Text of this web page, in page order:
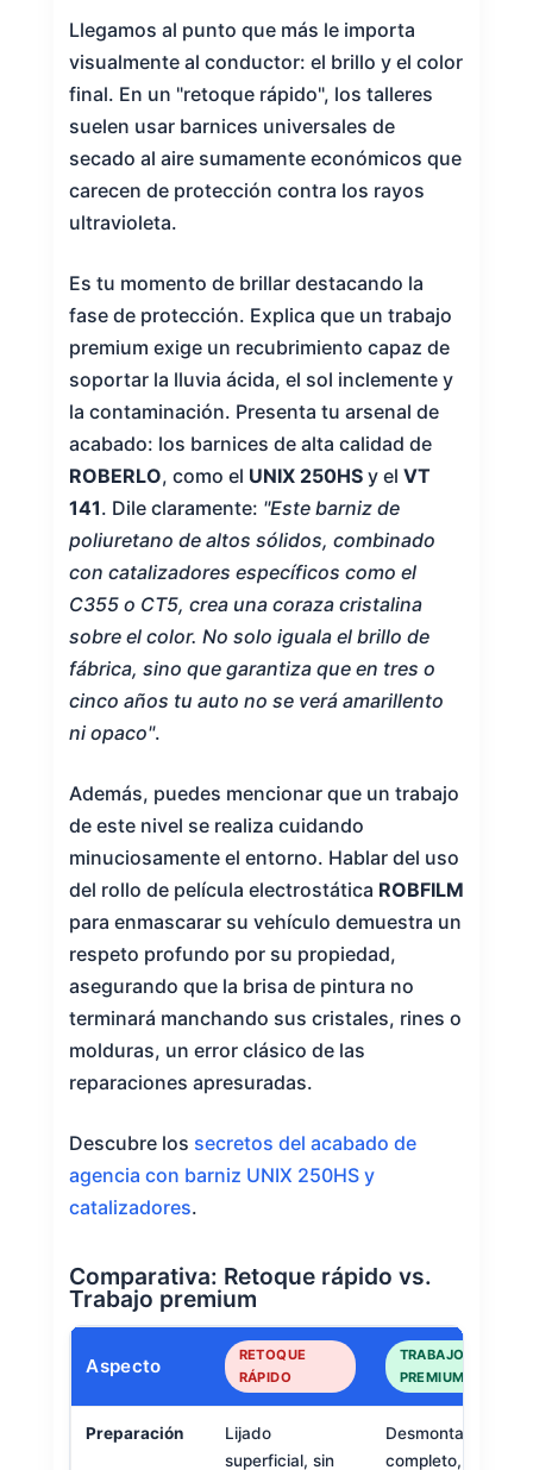
Llegamos al punto que más le importa
visualmente al conductor: el brillo y el color
final. En un "retoque rápido", los talleres
suelen usar barnices universales de
secado al aire sumamente económicos que
carecen de protección contra los rayos
ultravioleta.
Es tu momento de brillar destacando la
fase de protección. Explica que un trabajo
premium exige un recubrimiento capaz de
soportar la lluvia ácida, el sol inclemente y
la contaminación. Presenta tu arsenal de
acabado: los barnices de alta calidad de
ROBERLO, como el UNIX 250HSy el VT
141. Dile claramente: "Este barniz de
poliuretano de altos sólidos, combinado
con catalizadores específicos como el
C355 o CT5, crea una coraza cristalina
sobre el color. No solo iguala el brillo de
fábrica, sino que garantiza que en tres o
cinco años tu auto no se verá amarillento
ni opaco".
Además, puedes mencionar que un trabajo
de este nivel se realiza cuidando
minuciosamente el entorno. Hablar del uso
del rollo de película electrostática ROBFILM
para enmascarar su vehículo demuestra un
respeto profundo por su propiedad,
asegurando que la brisa de pintura no
terminará manchando sus cristales, rines o
molduras, un error clásico de las
reparaciones apresuradas.
Descubre los secretos del acabado de
agencia con barniz UNIX 250HS y
catalizadores.
Comparativa: Retoque rápido vs.
Trabajo premium
Aspecto
RETOQUE
RÁPIDO
TRABAJO
PREMIUM
Preparación
Lijado
superficial, sin
Desmontaje
completo, lijado